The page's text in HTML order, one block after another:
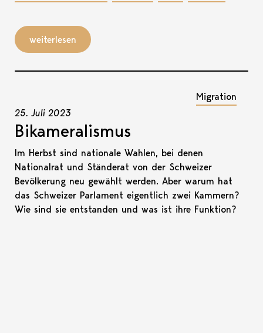
weiterlesen
Migration
25. Juli 2023
Bikameralismus
Im Herbst sind nationale Wahlen, bei denen
Nationalrat und Ständerat von der Schweizer
Bevölkerung neu gewählt werden. Aber warum hat
das Schweizer Parlament eigentlich zwei Kammern?
Wie sind sie entstanden und was ist ihre Funktion?